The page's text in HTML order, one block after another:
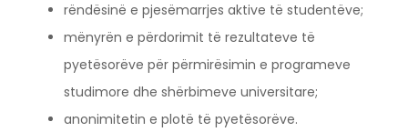
rëndësinë e pjesëmarrjes aktive të studentëve;
mënyrën e përdorimit të rezultateve të
pyetësorëve për përmirësimin e programeve
studimore dhe shërbimeve universitare;
anonimitetin e plotë të pyetësorëve.